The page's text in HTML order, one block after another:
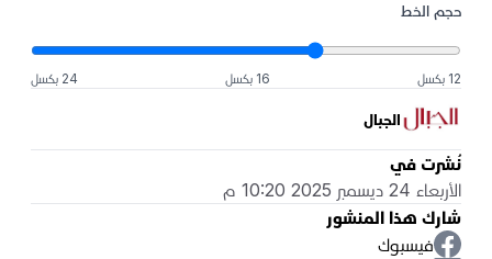
حجم الخط
12 بكسل 16 بكسل 24 بكسل
الجبال
نُشرت في
الأربعاء 24 ديسمبر 2025 10:20 م
شارك هذا المنشور
فيسبوك